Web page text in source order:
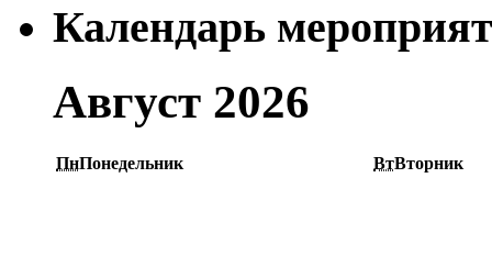
Календарь
Август 2026
ПнПонедельник ВтВторник